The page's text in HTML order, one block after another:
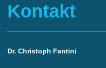
Kontakt
Dr. Christoph Fantini